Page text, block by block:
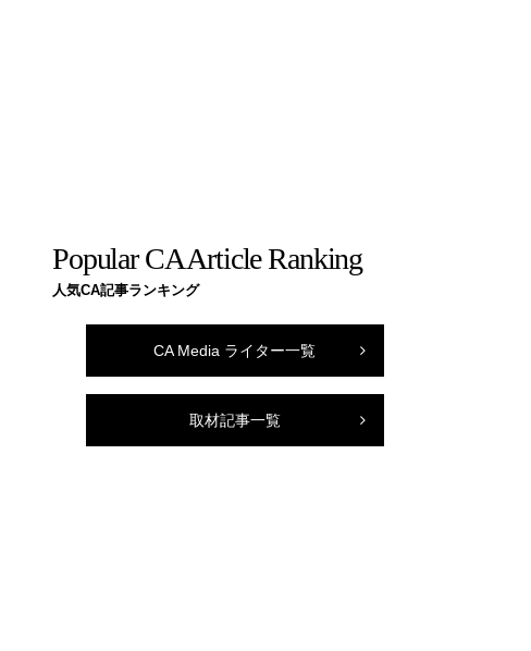
Popular CA Article Ranking
人気CA記事ランキング
CA Media ライター一覧
取材記事一覧